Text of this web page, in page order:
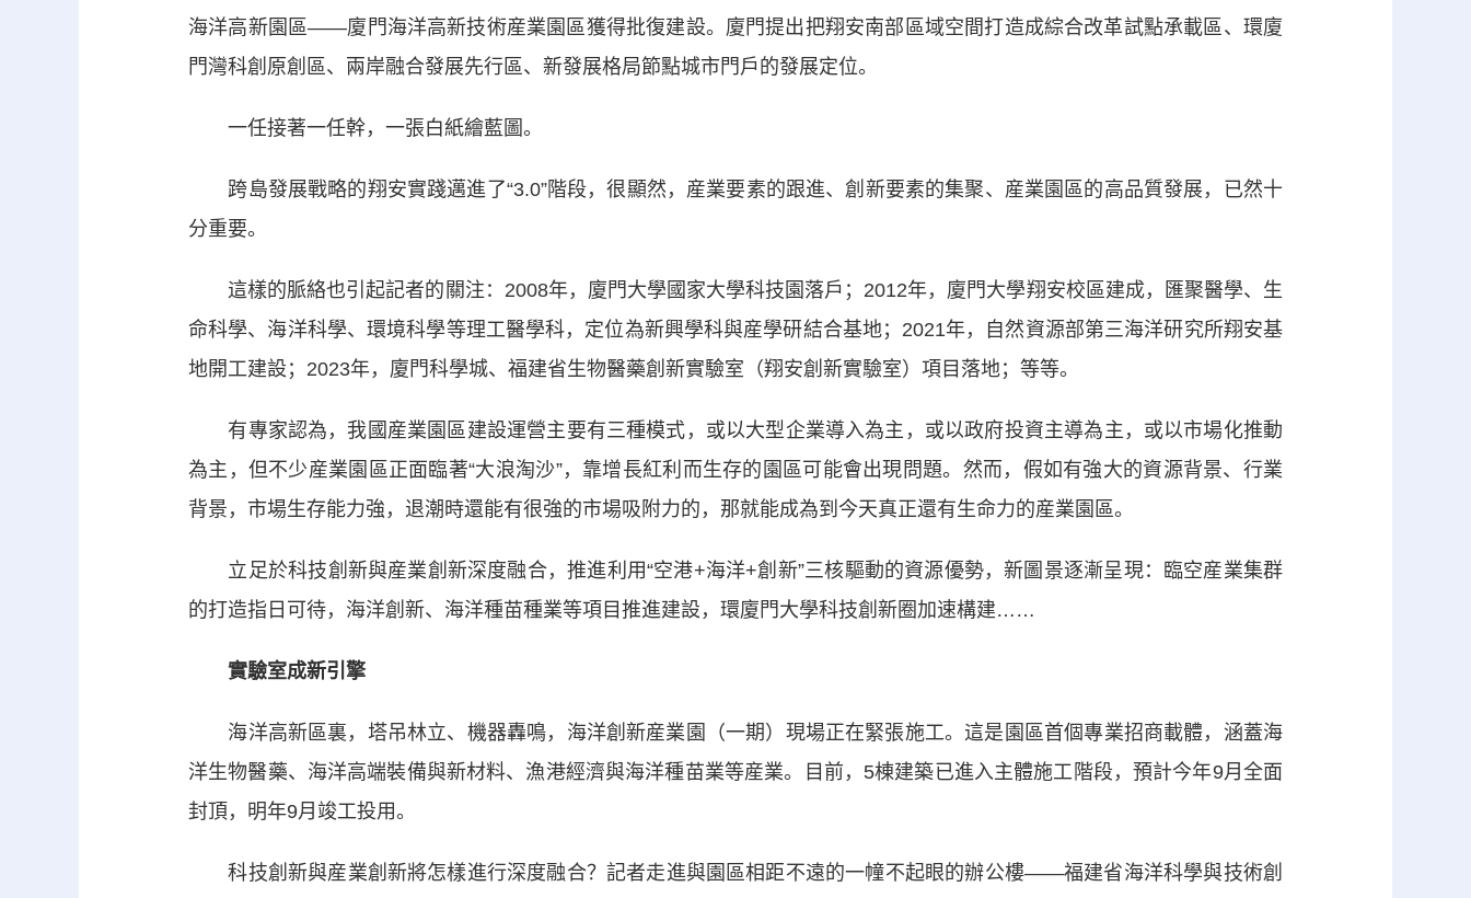
海洋高新園區——廈門海洋高新技術産業園區獲得批復建設。廈門提出把翔安南部區域空間打造成綜合改革試點承載區、環廈
門灣科創原創區、兩岸融合發展先行區、新發展格局節點城市門戶的發展定位。
一任接著一任幹，一張白紙繪藍圖。
跨島發展戰略的翔安實踐邁進了“3.0”階段，很顯然，産業要素的跟進、創新要素的集聚、産業園區的高品質發展，已然十
分重要。
這樣的脈絡也引起記者的關注：2008年，廈門大學國家大學科技園落戶；2012年，廈門大學翔安校區建成，匯聚醫學、生
命科學、海洋科學、環境科學等理工醫學科，定位為新興學科與産學研結合基地；2021年，自然資源部第三海洋研究所翔安基
地開工建設；2023年，廈門科學城、福建省生物醫藥創新實驗室（翔安創新實驗室）項目落地；等等。
有專家認為，我國産業園區建設運營主要有三種模式，或以大型企業導入為主，或以政府投資主導為主，或以市場化推動
為主，但不少産業園區正面臨著“大浪淘沙”，靠增長紅利而生存的園區可能會出現問題。然而，假如有強大的資源背景、行業
背景，市場生存能力強，退潮時還能有很強的市場吸附力的，那就能成為到今天真正還有生命力的産業園區。
立足於科技創新與産業創新深度融合，推進利用“空港+海洋+創新”三核驅動的資源優勢，新圖景逐漸呈現：臨空産業集群
的打造指日可待，海洋創新、海洋種苗種業等項目推進建設，環廈門大學科技創新圈加速構建……
實驗室成新引擎
海洋高新區裏，塔吊林立、機器轟鳴，海洋創新産業園（一期）現場正在緊張施工。這是園區首個專業招商載體，涵蓋海
洋生物醫藥、海洋高端裝備與新材料、漁港經濟與海洋種苗業等産業。目前，5棟建築已進入主體施工階段，預計今年9月全面
封頂，明年9月竣工投用。
科技創新與産業創新將怎樣進行深度融合？記者走進與園區相距不遠的一幢不起眼的辦公樓——福建省海洋科學與技術創